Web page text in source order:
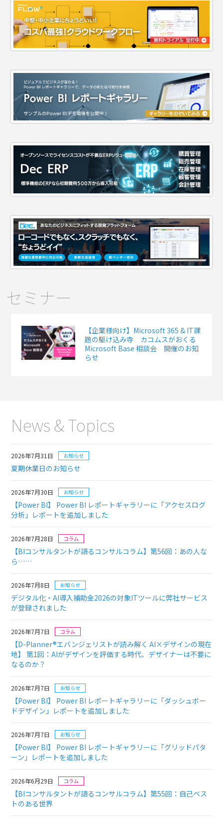
セミナー
【企業様向け】Microsoft 365 & IT課
題の駆け込み寺 カコムスがおくる
Microsoft Base 相談会 開催のお知
らせ
News & Topics
2026年7月31日 お知らせ
夏期休業日のお知らせ
2026年7月30日 お知らせ
【Power BI】 Power BI レポートギャラリーに「アクセスログ
分析」レポートを追加しました
2026年7月28日 コラム
【BIコンサルタントが語るコンサルコラム】第56回：あの人な
ら……
2026年7月8日 お知らせ
デジタル化・AI導入補助金2026の対象ITツールに弊社サービス
が登録されました
2026年7月7日 コラム
【D-Planner®エバンジェリストが読み解く AI×デザインの現在
地】 第1回：AIがデザインを評価する時代、デザイナーは不要に
なるのか？
2026年7月7日 お知らせ
【Power BI】 Power BI レポートギャラリーに「ダッシュボー
ドデザイン」レポートを追加しました
2026年7月7日 お知らせ
【Power BI】 Power BI レポートギャラリーに「グリッドパタ
ーン」レポートを追加しました
2026年6月29日 コラム
【BIコンサルタントが語るコンサルコラム】第55回：自己ベス
トのある世界